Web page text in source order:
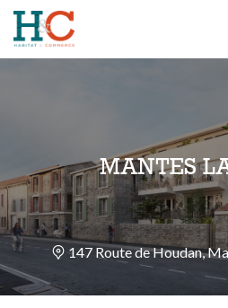
MANTES
147 Route de Houdan,